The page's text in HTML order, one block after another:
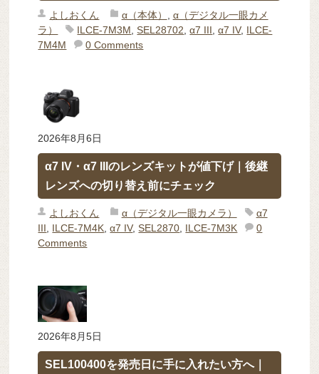
よしおくん α（本体）
α（デジタル一眼カメ
ラ）
ILCE-7M3M ,SEL28702 ,α7 III ,α7 IV, ILCE-
7M4M
0 Comments
2026年8月6日
α7 IV・α7 IIIのレンズキットが値下げ｜後継
レンズへの切り替え前にチェック
よしおくん α（デジタル一眼カメラ）
α7
III
ILCE-7M4K ,α7 IV,SEL2870 ILCE-7M3K
0
Comments
2026年8月5日
SEL100400を発売日に手に入れたい方へ｜